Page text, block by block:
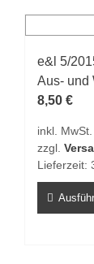
Varianten
auf.
Die
Optionen
auf
der
gewählt
werden
e&l 5/
Aus- und
8,50 €
inkl. MwSt.
zzgl.
Lieferzeit: